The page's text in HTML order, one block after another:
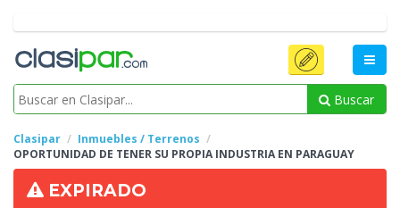
Buscar
Clasipar
Inmuebles / Terrenos
OPORTUNIDAD DE TENER SU PROPIA INDUSTRIA EN PARAGUAY
EXPIRADO